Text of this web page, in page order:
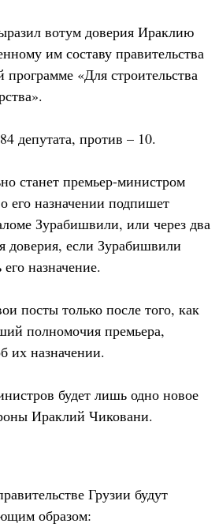
вотум доверия Ираклию
им составу правительства
программе «Для строительства
депутата, против – 10.
станет премьер-министром
его назначении подпишет
Зурабишвили, или через два
доверия, если Зурабишвили
назначение.
посты только после того, как
полномочия премьера,
их назначении.
будет лишь одно новое
Ираклий Чиковани.
Грузии будут
образом: